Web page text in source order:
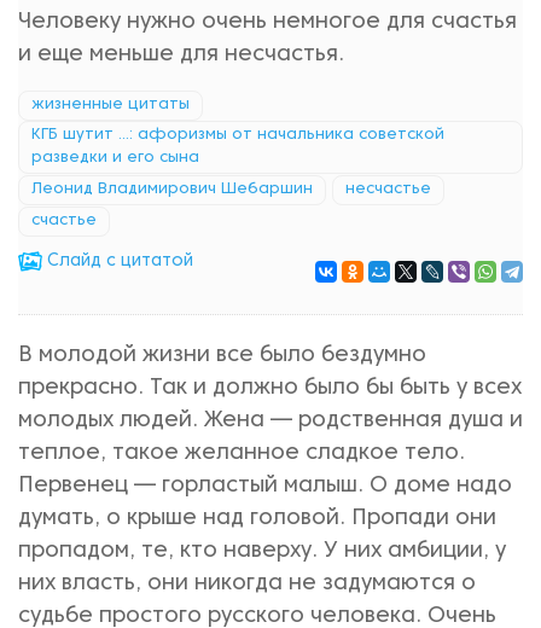
Человеку нужно очень немногое для счастья
и еще меньше для несчастья.
жизненные цитаты
КГБ шутит ...: афоризмы от начальника советской
разведки и его сына
Леонид Владимирович Шебаршин несчастье
счастье
Cлайд с цитатой
В молодой жизни все было бездумно
прекрасно. Так и должно было бы быть у всех
молодых людей. Жена — родственная душа и
теплое, такое желанное сладкое тело.
Первенец — горластый малыш. О доме надо
думать, о крыше над головой. Пропади они
пропадом, те, кто наверху. У них амбиции, у
них власть, они никогда не задумаются о
судьбе простого русского человека. Очень